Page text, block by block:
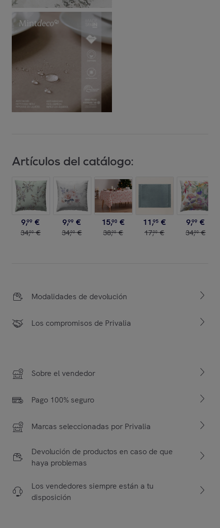
Artículos del catálogo:
9,99 €
34,00 €
9,99 €
34,00 €
15,90 €
38,00 €
11,95 €
17,00 €
9,99 €
34,00 €
Modalidades de devolución
Los compromisos de Privalia
Sobre el vendedor
Pago 100% seguro
Marcas seleccionadas por Privalia
Devolución de productos en caso de que
haya problemas
Los vendedores siempre están a tu
disposición